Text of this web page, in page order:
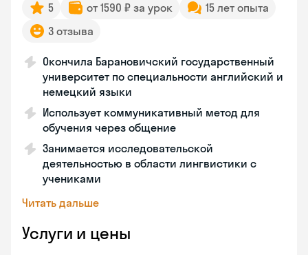
5 от 1590 ₽ за урок
15 лет опыта
3 отзыва
Окончила Барановичский государственный
университет по специальности английский и
немецкий языки
Использует коммуникативный метод для
обучения через общение
Занимается исследовательской
деятельностью в области лингвистики с
учениками
Читать дальше
Услуги и цены